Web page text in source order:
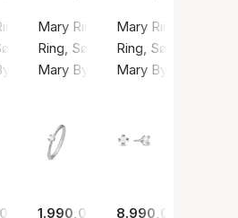
0.75ct W/VS Labgrown Diamond
guld
14 Carat With 1.00ct W/VS
farve / Hvid guld
Aagaard
Mary Ring 8 Carat With 0.03ct
Ring, Sølv farve / Hvid guld
Mary By Aagaard
Mary Ring 8 Carat
Ring, Sølv farve /
Mary By Aagaard
kr. 1.990,00 kr. 8.990,00 kr.